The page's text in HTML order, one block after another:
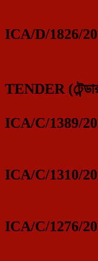
ICA/D/1826/
TENDER
ICA/C/1389/
ICA/C/1310/
ICA/C/1276/